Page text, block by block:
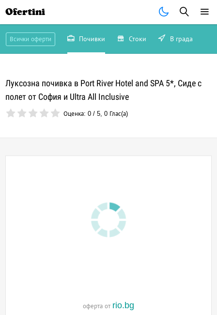
Ofertini
Всички оферти Почивки Стоки В града
Луксозна почивка в Port River Hotel and SPA 5*, Сиде с
полет от София и Ultra All Inclusive
Оценка:0 /5,0 Глас(а)
оферта от rio.bg